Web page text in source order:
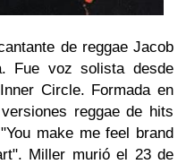
de reggae Jacob
Fue voz solista desde
Circle. Formada en
reggae de hits
make me feel brand
Miller murió el 23 de